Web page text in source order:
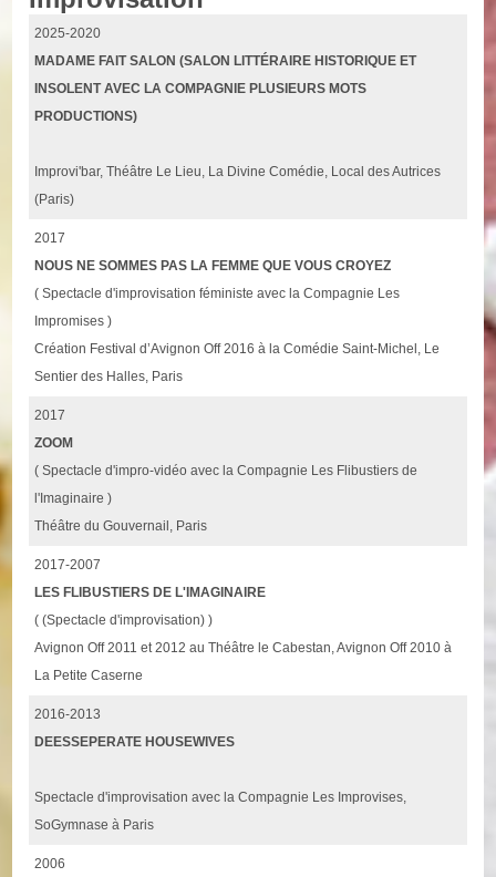
2025-2020
MADAME FAIT SALON (SALON LITTÉRAIRE HISTORIQUE ET
INSOLENT AVEC LA COMPAGNIE PLUSIEURS MOTS
PRODUCTIONS)
Improvi'bar, Théâtre Le Lieu, La Divine Comédie, Local des Autrices
(Paris)
2017
NOUS NE SOMMES PAS LA FEMME QUE VOUS CROYEZ
( Spectacle d'improvisation féministe avec la Compagnie Les
Impromises )
Création Festival d’Avignon Off 2016 à la Comédie Saint-Michel, Le
Sentier des Halles, Paris
2017
ZOOM
( Spectacle d'impro-vidéo avec la Compagnie Les Flibustiers de
l'Imaginaire )
Théâtre du Gouvernail, Paris
2017-2007
LES FLIBUSTIERS DE L'IMAGINAIRE
( (Spectacle d'improvisation) )
Avignon Off 2011 et 2012 au Théâtre le Cabestan, Avignon Off 2010 à
La Petite Caserne
2016-2013
DEESSEPERATE HOUSEWIVES
Spectacle d'improvisation avec la Compagnie Les Improvises,
SoGymnase à Paris
2006